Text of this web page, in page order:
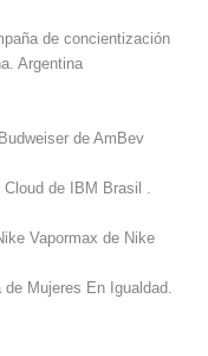
de concientización
Argentina
de AmBev
de IBM Brasil .
Vapormax de Nike
Mujeres En Igualdad.